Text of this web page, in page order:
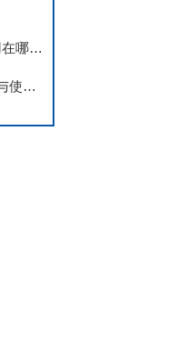
IP3X防护等级试具主要用在哪里？
IP防护等级试具D的应用与使用方法